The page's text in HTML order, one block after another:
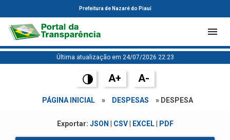
Prefeitura de Nazaré do Piauí
Última atualização em 24/07/2026 22:23
A+ A-
PÁGINA INICIAL » DESPESAS » DESPESA
Exportar: JSON CSV| EXCEL| PDF